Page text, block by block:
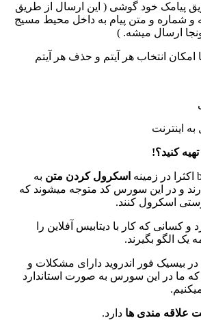
پیامک خود گوشی ( این ارسال از طریق
و شماره و متن پیام به داخل محیط مسیج
ارسال میشه. )
انتخاب هر آیتم و حذف هر آیتم
اینترنت
کنید؟!
اسکرول کردن متن به
و در این سورس کد متوجه میشوند که
اسکرول کنند.
و کسانی که کار با دیتابیس آفلاین را
یک الگو بگیرند.
در بیسیک فور اندروید دارای مشکلات و
ما در این سورس به صورت استاندارد
علاقه مندی ها دارد.